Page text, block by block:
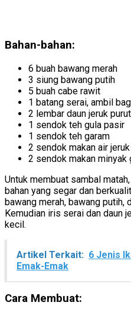
Bahan-bahan:
6 buah bawang merah
3 siung bawang putih
5 buah cabe rawit
1 batang serai, ambil
2 lembar daun jeruk purut
1 sendok teh gula pasir
1 sendok teh garam
2 sendok makan air
2 sendok makan minyak
Untuk membuat sambal
bahan yang segar dan
bawang merah, bawang putih,
Kemudian iris serai dan daun
kecil.
Artikel Terkait: 6 Jenis
Emak-Emak
Cara Membuat: